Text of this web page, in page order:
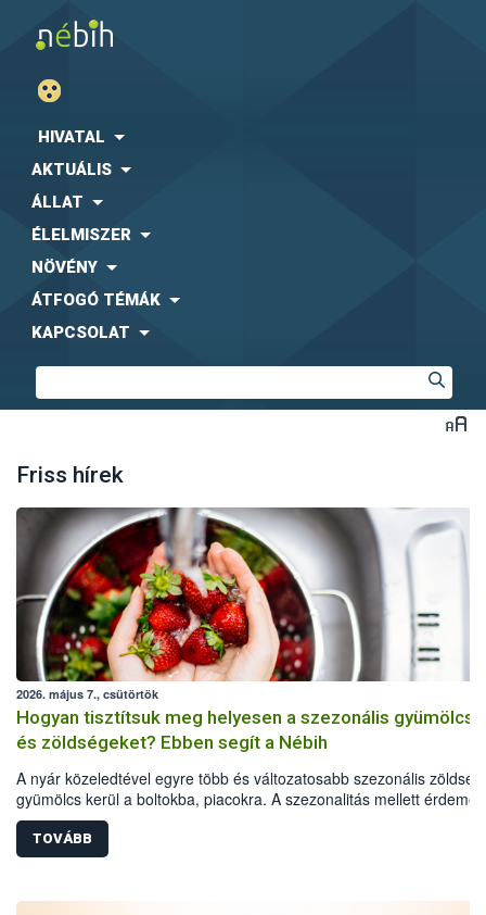
HIVATAL
AKTUÁLIS
ÁLLAT
ÉLELMISZER
NÖVÉNY
ÁTFOGÓ TÉMÁK
KAPCSOLAT
Friss hírek
2026. május 7., csütörtök
Hogyan tisztítsuk meg helyesen a szezonális
és zöldségeket? Ebben segít a Nébih
A nyár közeledtével egyre több és változatosabb szezonális
gyümölcs kerül a boltokba, piacokra. A szezonalitás mellett érdemes
odafigyelni az élelmiszerbiztonsági szempontokra és a termények
alapos tisztítására is. A Nemzeti Élelmiszerlánc-biztonsági Hivatal
(Nébih) Oktatási Programja a zöldségek és gyümölcsök alapos
TOVÁBB